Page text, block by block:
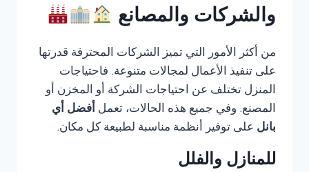
والشركات والمصانع
من أكثر الأمور التي تميز الشركات المحترفة قدرتها
على تنفيذ الأعمال لمجالات متنوعة. فاحتياجات
المنزل تختلف عن احتياجات الشركة أو المخزن أو
المصنع. وفي جميع هذه الحالات، تعمل أفضل أي
بانل على توفير أنظمة مناسبة لطبيعة كل مكان.
للمنازل والفلل